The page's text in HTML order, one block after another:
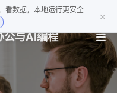
看数据，本地运行更安全
×
公与AI编程